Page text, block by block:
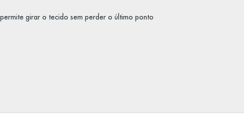
girar o tecido sem perder o último ponto